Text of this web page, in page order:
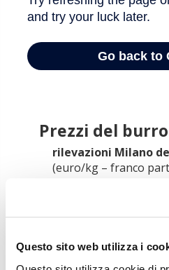
Questo sito web utilizza i
Prezzi del
rilevazioni Milano
(euro/kg – franco